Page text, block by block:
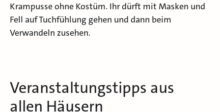
Krampusse ohne Kostüm. Ihr dürft mit Masken und
Fell auf Tuchfühlung gehen und dann beim
Verwandeln zusehen.
Veranstaltungstipps aus
allen Häusern